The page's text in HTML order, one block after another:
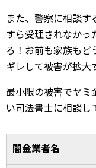
また、警察に相談
すら受理されなかっ
ろ！お前も家族もど
ギレして被害が拡大
最小限の被害でヤミ
い司法書士に相談し
闇金業者名